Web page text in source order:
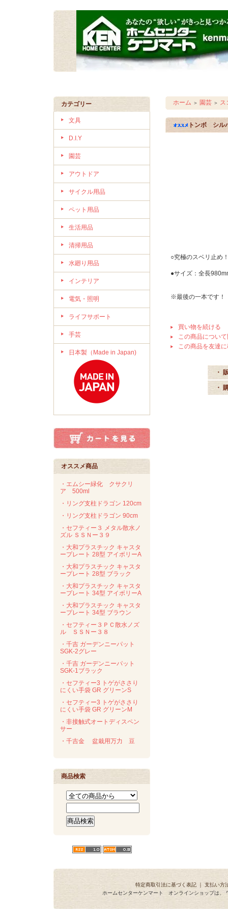
カテゴリー
文具
D.I.Y
園芸
アウトドア
サイクル用品
ペット用品
生活用品
清掃用品
水廻り用品
インテリア
電気・照明
ライフサポート
手芸
日本製（Made in Japan)
オススメ商品
・エムシー緑化 クサクリ
ア 500ml
・リング支柱ドラゴン 120cm
・リング支柱ドラゴン 90cm
・セフティー３ メタル散水ノ
ズル ＳＳＮー３９
・大和プラスチック キャスタ
ープレート 28型 アイボリーA
・大和プラスチック キャスタ
ープレート 28型 ブラック
・大和プラスチック キャスタ
ープレート 34型 アイボリーA
・大和プラスチック キャスタ
ープレート 34型 ブラウン
・セフティー３ＰＣ散水ノズ
ル ＳＳＮー３８
・千吉 ガーデンニーパット
SGK-2グレー
・千吉 ガーデンニーパット
SGK-1ブラック
・セフティー3 トゲがささり
にくい手袋 GR グリーンS
・セフティー3 トゲがささり
にくい手袋 GR グリーンM
・非接触式オートディスペン
サー
・千吉金 盆栽用万力 豆
商品検索
ホーム ＞ 園芸 ＞ ス
トンボ シル
○究極のスベリ止め
●サイズ：全長
※最後の一本です！
買い物を続ける
この商品につい
この商品を友達
・
・
特定商取引法に基づく表記 ｜ 支払い方
ホームセンターケンマート オンラインショップは、